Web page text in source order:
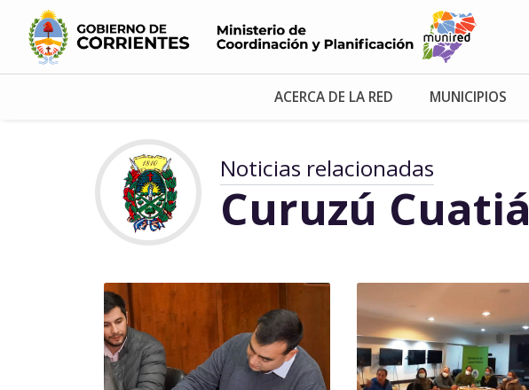
ACERCA DE LA RED MUNICIPIOS
Noticias relacionadas
Curuzú Cuatiá